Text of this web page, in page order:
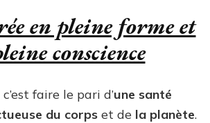
en pleine forme et
conscience
c’est faire le pari d’une santé
du corps et de la planète.